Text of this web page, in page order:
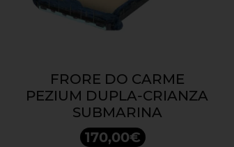
FRORE DO CARME
PEZIUM DUPLA-CRIANZA
SUBMARINA
170,00€